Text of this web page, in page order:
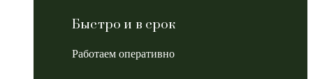
Быстро и в срок
Работаем оперативно